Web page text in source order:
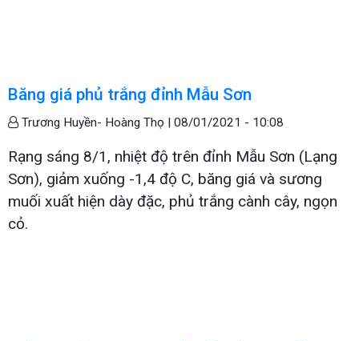
Băng giá phủ trắng đỉnh Mẫu Sơn
Trương Huyền- Hoàng Thọ | 08/01/2021 - 10:08
Rạng sáng 8/1, nhiệt độ trên đỉnh Mẫu Sơn (Lạng
Sơn), giảm xuống -1,4 độ C, băng giá và sương
muối xuất hiện dày đặc, phủ trắng cành cây, ngọn
cỏ.